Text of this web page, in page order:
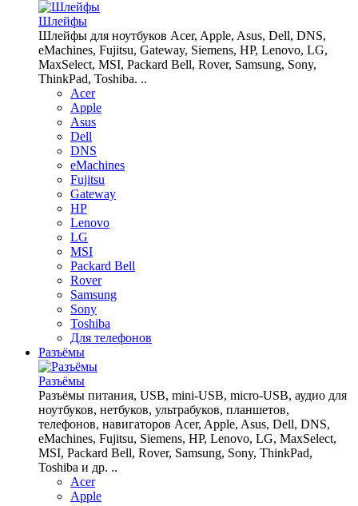
Шлейфы
Шлейфы для ноутбуков Acer, Apple, Asus, Dell, DNS,
eMachines, Fujitsu, Gateway, Siemens, HP, Lenovo, LG,
MaxSelect, MSI, Packard Bell, Rover, Samsung, Sony,
ThinkPad, Toshiba. ..
Acer
Apple
Asus
Dell
DNS
eMachines
Fujitsu
Gateway
HP
Lenovo
LG
MSI
Packard Bell
Rover
Samsung
Sony
Toshiba
Для телефонов
Разъёмы
Разъёмы
Разъёмы питания, USB, mini-USB, micro-USB, аудио для
ноутбуков, нетбуков, ультрабуков, планшетов,
телефонов, навигаторов Acer, Apple, Asus, Dell, DNS,
eMachines, Fujitsu, Siemens, HP, Lenovo, LG, MaxSelect,
MSI, Packard Bell, Rover, Samsung, Sony, ThinkPad,
Toshiba и др. ..
Acer
Apple